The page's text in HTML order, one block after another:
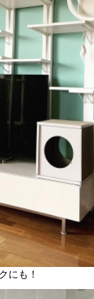
にも！